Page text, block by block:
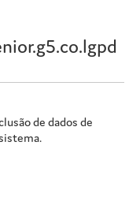
de dados de